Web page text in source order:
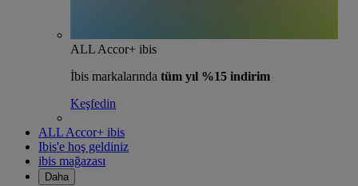
ALL Accor+ ibis
İbis markalarında tüm yıl %15 indirim
Keşfedin
ALL Accor+ ibis
Ibis'e hoş geldiniz
ibis mağazası
Daha